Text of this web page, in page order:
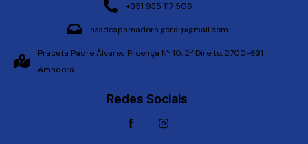
+351 935 117 506
assdespamadora.geral@gmail.com
Praceta Padre Álvares Proença Nº 10, 2º Direito, 2700-631
Amadora
Redes Sociais